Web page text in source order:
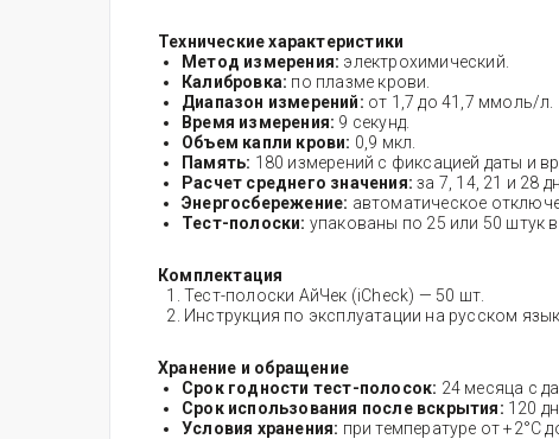
Технические характеристики
Метод измерения: электрохимический.
Калибровка: по плазме крови.
Диапазон измерений: от 1,7 до 41,7 ммоль/л.
Время измерения: 9 секунд.
Объем капли крови: 0,9 мкл.
Память: 180 измерений с фиксацией даты и
Расчет среднего значения:за 7, 14, 21 и 28
Энергосбережение: автоматическое
Тест-полоски: упакованы по 25 или 50 штук в
Комплектация
Тест-полоски АйЧек (iCheck) — 50 шт.
Инструкция по эксплуатации на русском
Хранение и обращение
Срок годности тест-полосок: 24 месяца с
Срок использования после вскрытия: 120
Условия хранения: при температуре от +2°C